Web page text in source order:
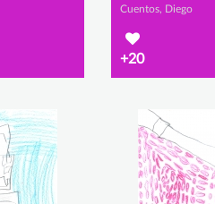
Cuentos, Diego
+20